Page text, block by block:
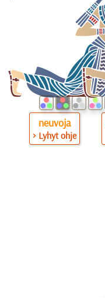
neuvoja
> Lyhyt ohje